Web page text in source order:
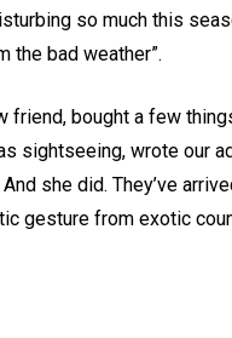
so much this
the bad weather”.
friend, bought a few
sightseeing, wrote our
she did. They’ve
gesture from exotic